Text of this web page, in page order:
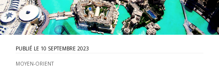
10 SEPTEMBRE 2023
MOYEN-ORIENT